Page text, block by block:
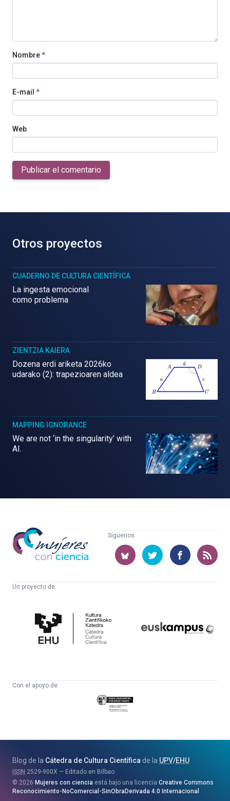
Nombre*
E-mail *
Web
Publicar el comentario
Otros proyectos
CUADERNO DE CULTURA CIENTÍFICA
La ingesta emocional
como problema
ZIENTZIA KAIERA
Dozena erdi ariketa 2026ko
udarako (2): trapezioaren aldea
MAPPING IGNORANCE
We are not ‘in the singularity’ with
AI.
Mujeres
con
ciencia
Síguenos:
Un proyecto de:
Cultura
Científica
Con el apoyo de:
Eusko
Jaurlaritza
eta
Berrikuntza
Saila
Blog de la Cátedra de Cultura Científica de la UPV/EHU
ISSN 2529-900X
Editado en Bilbao
2026 Mujeres con ciencia está bajo una licencia Creative Commons
Reconocimiento-NoComercial-SinObraDerivada 4.0 Internacional